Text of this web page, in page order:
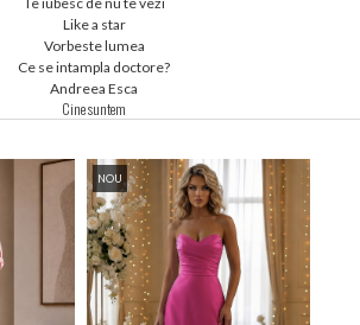
Like a star
Vorbeste lumea
Ce se intampla doctore?
Andreea Esca
Cine suntem
NOU